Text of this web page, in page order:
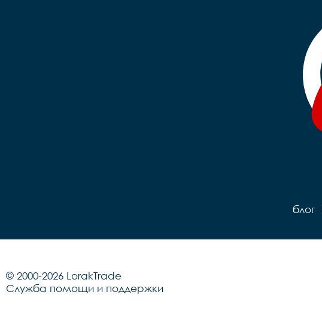
блог
© 2000-2026 LorakTrade
Служба помощи и поддержки